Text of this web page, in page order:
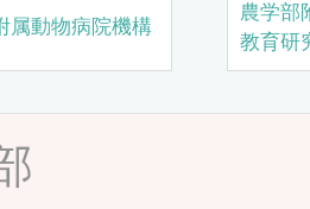
属動物病院機構
農学部
教育研